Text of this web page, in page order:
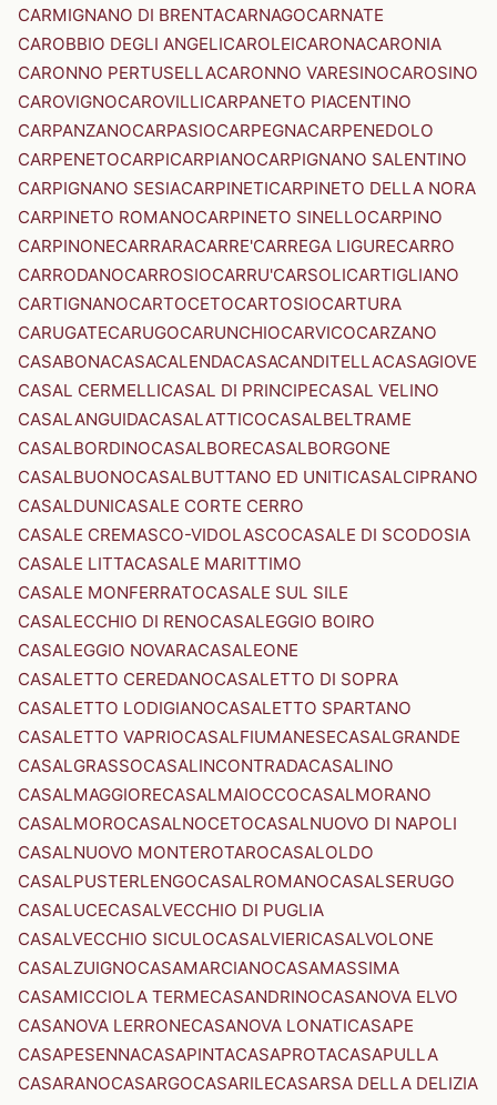
CARMIGNANO DI BRENTACARNAGOCARNATE
CAROBBIO DEGLI ANGELICAROLEICARONACARONIA
CARONNO PERTUSELLACARONNO VARESINOCAROSINO
CAROVIGNOCAROVILLICARPANETO PIACENTINO
CARPANZANOCARPASIOCARPEGNACARPENEDOLO
CARPENETOCARPICARPIANOCARPIGNANO SALENTINO
CARPIGNANO SESIACARPINETICARPINETO DELLA NORA
CARPINETO ROMANOCARPINETO SINELLOCARPINO
CARPINONECARRARACARRE'CARREGA LIGURECARRO
CARRODANOCARROSIOCARRU'CARSOLICARTIGLIANO
CARTIGNANOCARTOCETOCARTOSIOCARTURA
CARUGATECARUGOCARUNCHIOCARVICOCARZANO
CASABONACASACALENDACASACANDITELLACASAGIOVE
CASAL CERMELLICASAL DI PRINCIPECASAL VELINO
CASALANGUIDACASALATTICOCASALBELTRAME
CASALBORDINOCASALBORECASALBORGONE
CASALBUONOCASALBUTTANO ED UNITICASALCIPRANO
CASALDUNICASALE CORTE CERRO
CASALE CREMASCO-VIDOLASCOCASALE DI SCODOSIA
CASALE LITTACASALE MARITTIMO
CASALE MONFERRATOCASALE SUL SILE
CASALECCHIO DI RENOCASALEGGIO BOIRO
CASALEGGIO NOVARACASALEONE
CASALETTO CEREDANOCASALETTO DI SOPRA
CASALETTO LODIGIANOCASALETTO SPARTANO
CASALETTO VAPRIOCASALFIUMANESECASALGRANDE
CASALGRASSOCASALINCONTRADACASALINO
CASALMAGGIORECASALMAIOCCOCASALMORANO
CASALMOROCASALNOCETOCASALNUOVO DI NAPOLI
CASALNUOVO MONTEROTAROCASALOLDO
CASALPUSTERLENGOCASALROMANOCASALSERUGO
CASALUCECASALVECCHIO DI PUGLIA
CASALVECCHIO SICULOCASALVIERICASALVOLONE
CASALZUIGNOCASAMARCIANOCASAMASSIMA
CASAMICCIOLA TERMECASANDRINOCASANOVA ELVO
CASANOVA LERRONECASANOVA LONATICASAPE
CASAPESENNACASAPINTACASAPROTACASAPULLA
CASARANOCASARGOCASARILECASARSA DELLA DELIZIA